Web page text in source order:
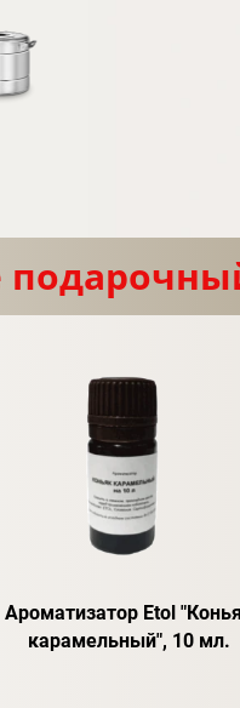
Ароматизатор Etol
карамельный", 10 мл.